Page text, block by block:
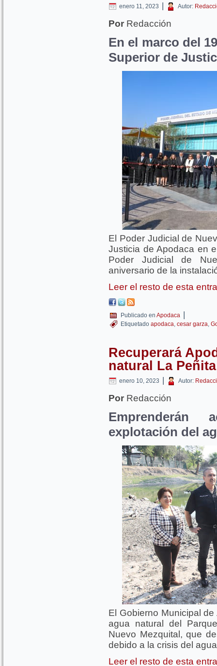
enero 11, 2023 | Autor:
Por Redacción
En el marco del
Superior de
El Poder Judicial de
Justicia de Apodaca en
Poder Judicial de
aniversario de la
Leer el resto de esta
Publicado en Apodaca |
Etiquetado apodaca, cesar garza,
Recuperará
natural La Peñita
enero 10, 2023 | Autor:
Por Redacción
Emprenderán
explotación del
El Gobierno Municipal
agua natural del
Nuevo Mezquital, que
debido a la crisis del
Leer el resto de esta